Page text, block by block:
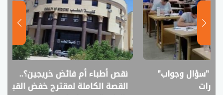
نقص أطباء أم فائض خريجين؟..
القصة الكاملة لمقترح خفض القبول
انفوجراف..
في امتحانات